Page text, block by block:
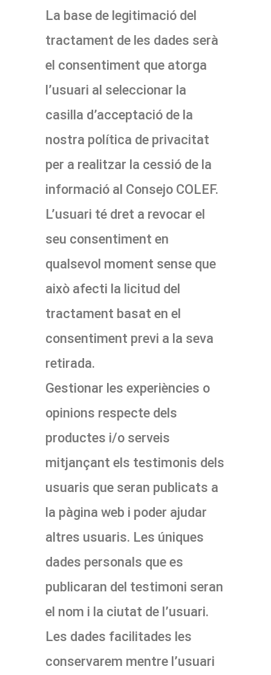
La base de legitimació del
tractament de les dades serà
el consentiment que atorga
l’usuari al seleccionar la
casilla d’acceptació de la
nostra política de privacitat
per a realitzar la cessió de la
informació al Consejo COLEF.
L’usuari té dret a revocar el
seu consentiment en
qualsevol moment sense que
això afecti la licitud del
tractament basat en el
consentiment previ a la seva
retirada.
Gestionar les experiències o
opinions respecte dels
productes i/o serveis
mitjançant els testimonis dels
usuaris que seran publicats a
la pàgina web i poder ajudar
altres usuaris. Les úniques
dades personals que es
publicaran del testimoni seran
el nom i la ciutat de l’usuari.
Les dades facilitades les
conservarem mentre l’usuari